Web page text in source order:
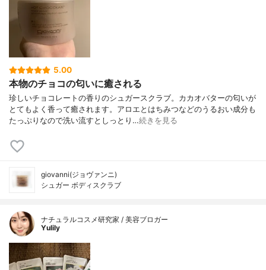
5.00
本物のチョコの匂いに癒される
珍しいチョコレートの香りのシュガースクラブ。カカオバターの匂いが
とてもよく香って癒されます。アロエとはちみつなどのうるおい成分も
たっぷりなので洗い流すとしっとり…続きを見る
giovanni(ジョヴァンニ)
シュガー ボディスクラブ
ナチュラルコスメ研究家 / 美容ブロガー
Yulily